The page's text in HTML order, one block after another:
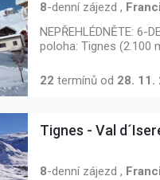
8-denní zájezd ,
NEPŘEHLÉDNĚTE: 6-
poloha: Tignes (2.100
22 termínů od 28. 11.
Tignes - Val
8-denní zájezd ,